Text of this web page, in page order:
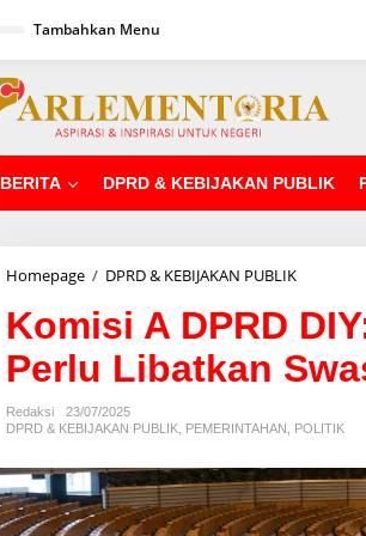
Tambahkan Menu
BERITA DPRD & KEBIJAKAN PUBLIK
Homepage / DPRD & KEBIJAKAN PUBLIK
m
s
i
D
R
D
D
Komisi A DPRD
Perlu Libatkan
Redaksi
23/07/2025
DPRD & KEBIJAKAN PUBLIK PEMERINTAHAN POLITIK